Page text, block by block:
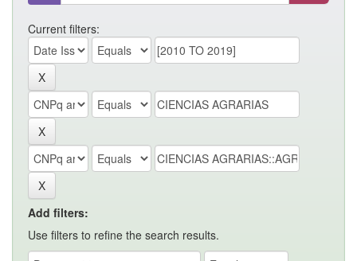
Current filters:
Add filters:
Use filters to refine the search results.